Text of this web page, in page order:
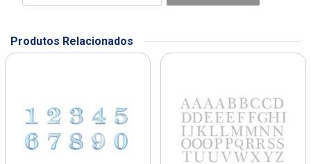
Produtos Relacionados